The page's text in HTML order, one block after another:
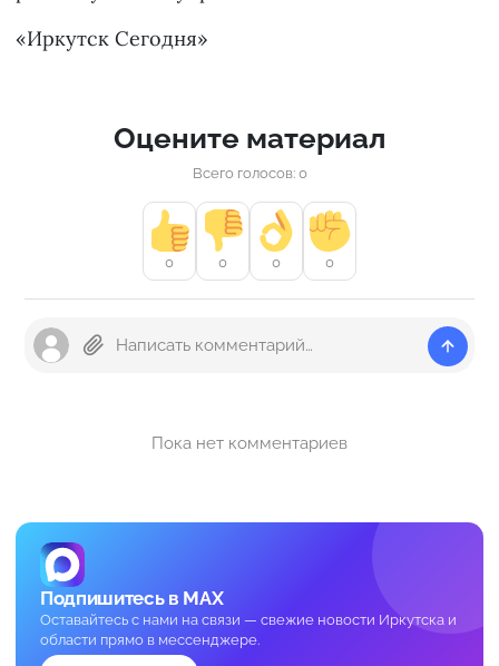
«Иркутск Сегодня»
Оцените материал
Всего голосов: 0
0 0 0 0
Пока нет комментариев
Подпишитесь в MAX
Оставайтесь с нами на связи — свежие новости Иркутска и
области прямо в мессенджере.